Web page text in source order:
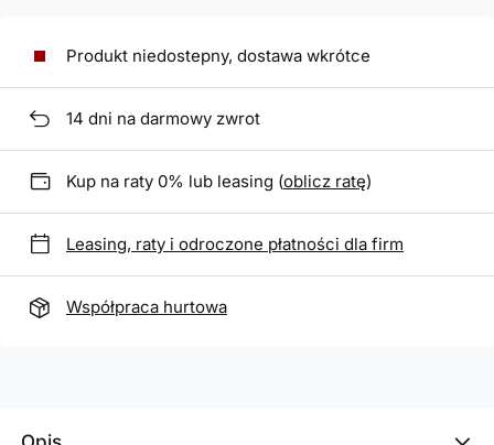
Produkt niedostepny, dostawa wkrótce
14 dni na darmowy zwrot
Kup na raty 0% lub leasing (oblicz ratę)
Leasing, raty i odroczone płatności dla firm
Współpraca hurtowa